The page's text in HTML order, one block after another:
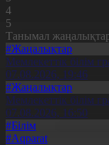
4
5
Танымал
#Жаңалықтар
Мемлекеттік білім
07.08.2026, 19:46
#Жаңалықтар
Мемлекеттік білім
07.08.2026, 16:50
#Білім
#Aqparat